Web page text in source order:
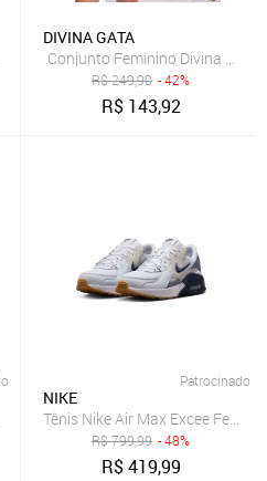
Botões Frontais Azul Marinho
DIVINA GATA
R$249,90 - 42%
R$ 143,92
Patrocinado
NIKE
Tênis Nike Air Max Excee
R$799,99 - 48%
R$419,99